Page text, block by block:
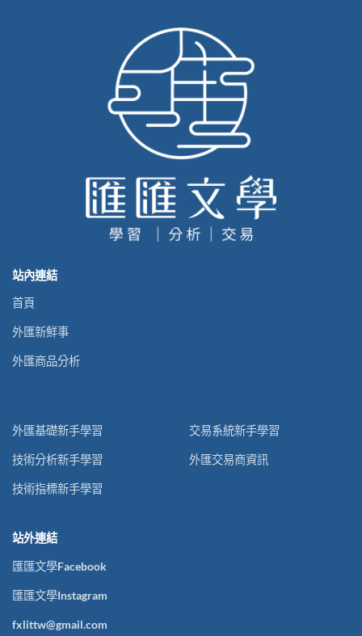
站內連結
首頁
外匯新鮮事
外匯商品分析
外匯基礎新手學習
技術分析新手學習
技術指標新手學習
交易系統新手學習
外匯交易商資訊
站外連結
匯匯文學Facebook
匯匯文學Instagram
fxlittw@gmail.com